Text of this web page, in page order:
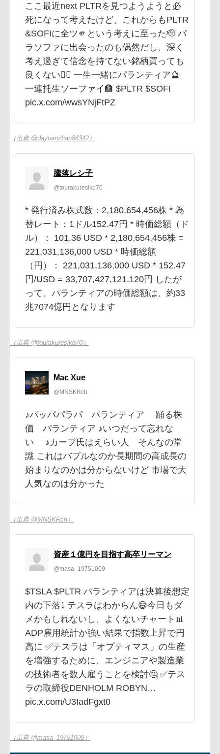
ここ最近next PLTRを見つようようと必
死になって考えたけど、これからもPLTR
&SOFIに全ツ🫵という考えに至った🫡 パ
ラソファに出会ったのも偶然だし、深く
考え過ぎて信念を持てない銘柄買っても
良くない🙂‍↕️ 一生一緒にパランティア🔮
一連托生ソーファイ🏦 $PLTR $SOFI
pic.x.com/wwsYNjFtPZ
（出典 @dayuanzhan86342）
騰落レシ子
@tourakuresiko70
* 発行済み株式数：2,180,654,456株 * 為
替レート：1ドル152.47円 * 時価総額（ド
ル）： 101.36 USD * 2,180,654,456株 =
221,031,136,000 USD * 時価総額
（円）： 221,031,136,000 USD * 152.47
円/USD = 33,707,427,121,120円 したが
って、パランティアの時価総額は、約33
兆7074億円となります
（出典 @tourakuresiko70）
Mac Xue
@MNSKRch
♪パッパパラパ パランティア 踊る株
価 パランティア ♪いつだって忘れな
い ♪カープ氏はえらい人 そんなの常
識 これはバブルなのか長期間の高成長の
始まりなのかは分からないけど 市場で大
人気なのは分かった
（出典 @MNSKRch）
資産１億円を目指す高卒リーマン
@masa_19751009
$TSLA $PLTR パランティアは決算後想定
内の下落⤵️ テスラはわからん😅今日もダ
メかもしれないし、よくないチャート📊
ADP雇用統計か強い結果で指数上昇で円
高に ✅テスラは「オプティマス」の生産
を増強するために、エンジニアや製造業
の技術者を数人雇うことを検討🤔 ✅テス
ラの取締役DENHOLM ROBYN…
pic.x.com/U3IadFgxt0
（出典 @masa_19751009）